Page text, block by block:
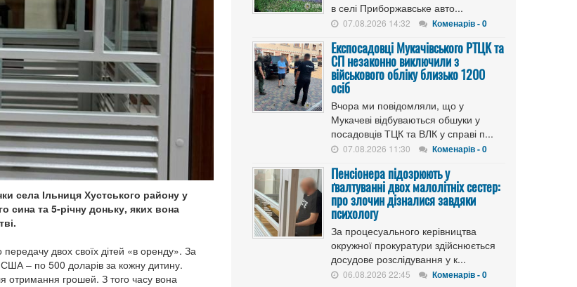
села Ільниця Хустського району у
сина та 5-річну доньку, яких вона
двох своїх дітей «в оренду». За
– по 500 доларів за кожну дитину.
отримання грошей. З того часу вона
в селі Приборжавське авто...
07.08.2026 14:32 Коменарів - 0
Експосадовці Мукачівського РТЦК та
СП незаконно виключили з
військового обліку близько 1200
осіб
Вчора ми повідомляли, що у
Мукачеві відбуваються обшуки у
посадовців ТЦК та ВЛК у справі п...
07.08.2026 11:30 Коменарів - 0
Пенсіонера підозрюють у
ґвалтуванні двох малолітніх сестер:
про злочин дізналися завдяки
психологу
За процесуального керівництва
окружної прокуратури здійснюється
досудове розслідування у к...
06.08.2026 22:45 Коменарів - 0